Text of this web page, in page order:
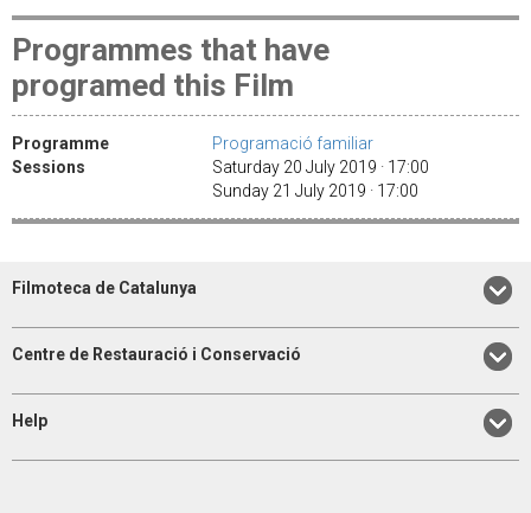
Programmes that have
programed this Film
Programme
Programació familiar
Sessions
Saturday 20 July 2019 · 17:00
Sunday 21 July 2019 · 17:00
Filmoteca de Catalunya
Centre de Restauració i Conservació
Help